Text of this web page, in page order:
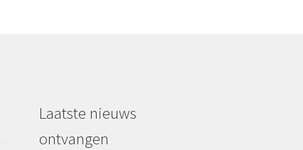
Laatste nieuws
ontvangen